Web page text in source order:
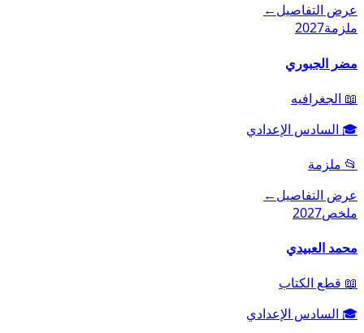
عرض التفاصيل←
ملزمة2027
مضر الجبوري
📖 الجغرافيه
🎓 السادس الإعدادي
📂 ملزمة
عرض التفاصيل←
ملخص2027
محمد العبيدي
📖 قطع الكتاب
🎓 السادس الإعدادي